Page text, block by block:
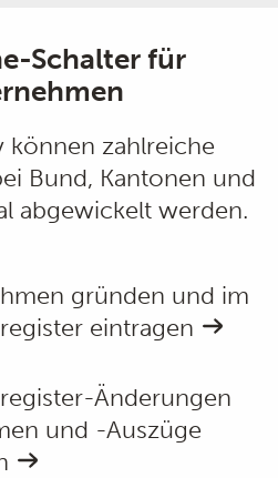
Schalter für
können zahlreiche
Bund, Kantonen und
abgewickelt werden.
gründen und im
eintragen
Änderungen
und -Auszüge